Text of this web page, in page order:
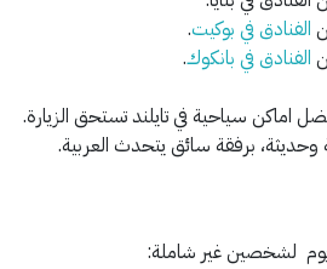
الفنادق في بوكيت.
الفنادق في بانكوك.
اماكن سياحية في تايلند تستحق الزيارة.
وحديثة، برفقة سائق يتحدث العربية.